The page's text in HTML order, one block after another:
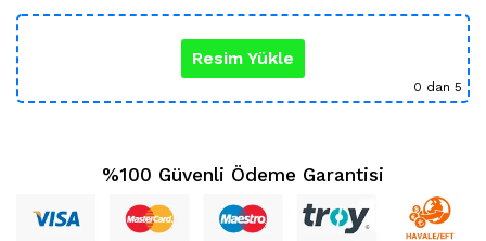
Resim Yükle
0 dan 5
%100 Güvenli Ödeme Garantisi